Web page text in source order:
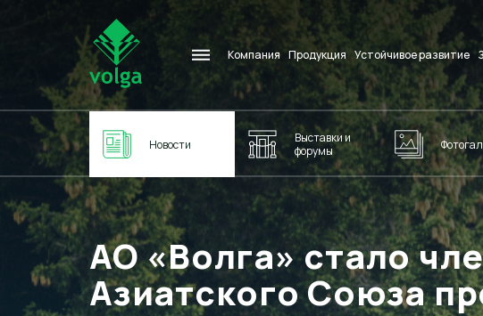
Компания Продукция Устойчивое развитие
Новости
Выставки и
форумы
АО «Волга» стало
Азиатского Союза